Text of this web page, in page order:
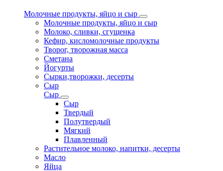
Молочные продукты, яйцо и сыр
Молочные продукты, яйцо и сыр
Молоко, сливки, сгущенка
Кефир, кисломолочные продукты
Творог, творожная масса
Сметана
Йогурты
Сырки,творожки, десерты
Сыр
Сыр
Сыр
Твердый
Полутвердый
Мягкий
Плавленный
Растительное молоко, напитки, десерты
Масло
Яйца